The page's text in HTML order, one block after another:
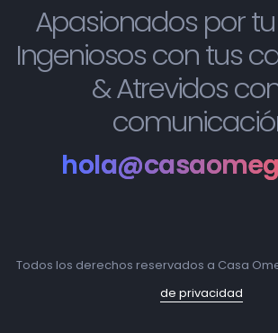
Apasionados por
Ingeniosos con tus
& Atrevidos
Todos los derechos reservados a Casa
de privacidad